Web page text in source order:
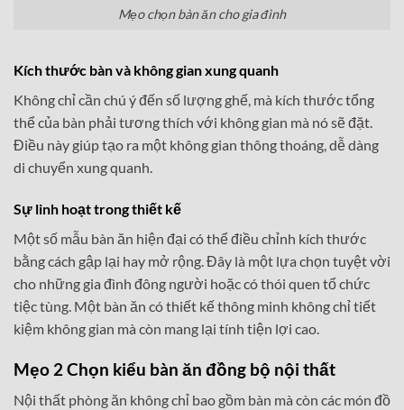
Mẹo chọn bàn ăn cho gia đình
Kích thước bàn và không gian xung quanh
Không chỉ cần chú ý đến số lượng ghế, mà kích thước tổng
thể của bàn phải tương thích với không gian mà nó sẽ đặt.
Điều này giúp tạo ra một không gian thông thoáng, dễ dàng
di chuyển xung quanh.
Sự linh hoạt trong thiết kế
Một số mẫu bàn ăn hiện đại có thể điều chỉnh kích thước
bằng cách gập lại hay mở rộng. Đây là một lựa chọn tuyệt vời
cho những gia đình đông người hoặc có thói quen tổ chức
tiệc tùng. Một bàn ăn có thiết kế thông minh không chỉ tiết
kiệm không gian mà còn mang lại tính tiện lợi cao.
Mẹo 2 Chọn kiểu bàn ăn đồng bộ nội thất
Nội thất phòng ăn không chỉ bao gồm bàn mà còn các món đồ